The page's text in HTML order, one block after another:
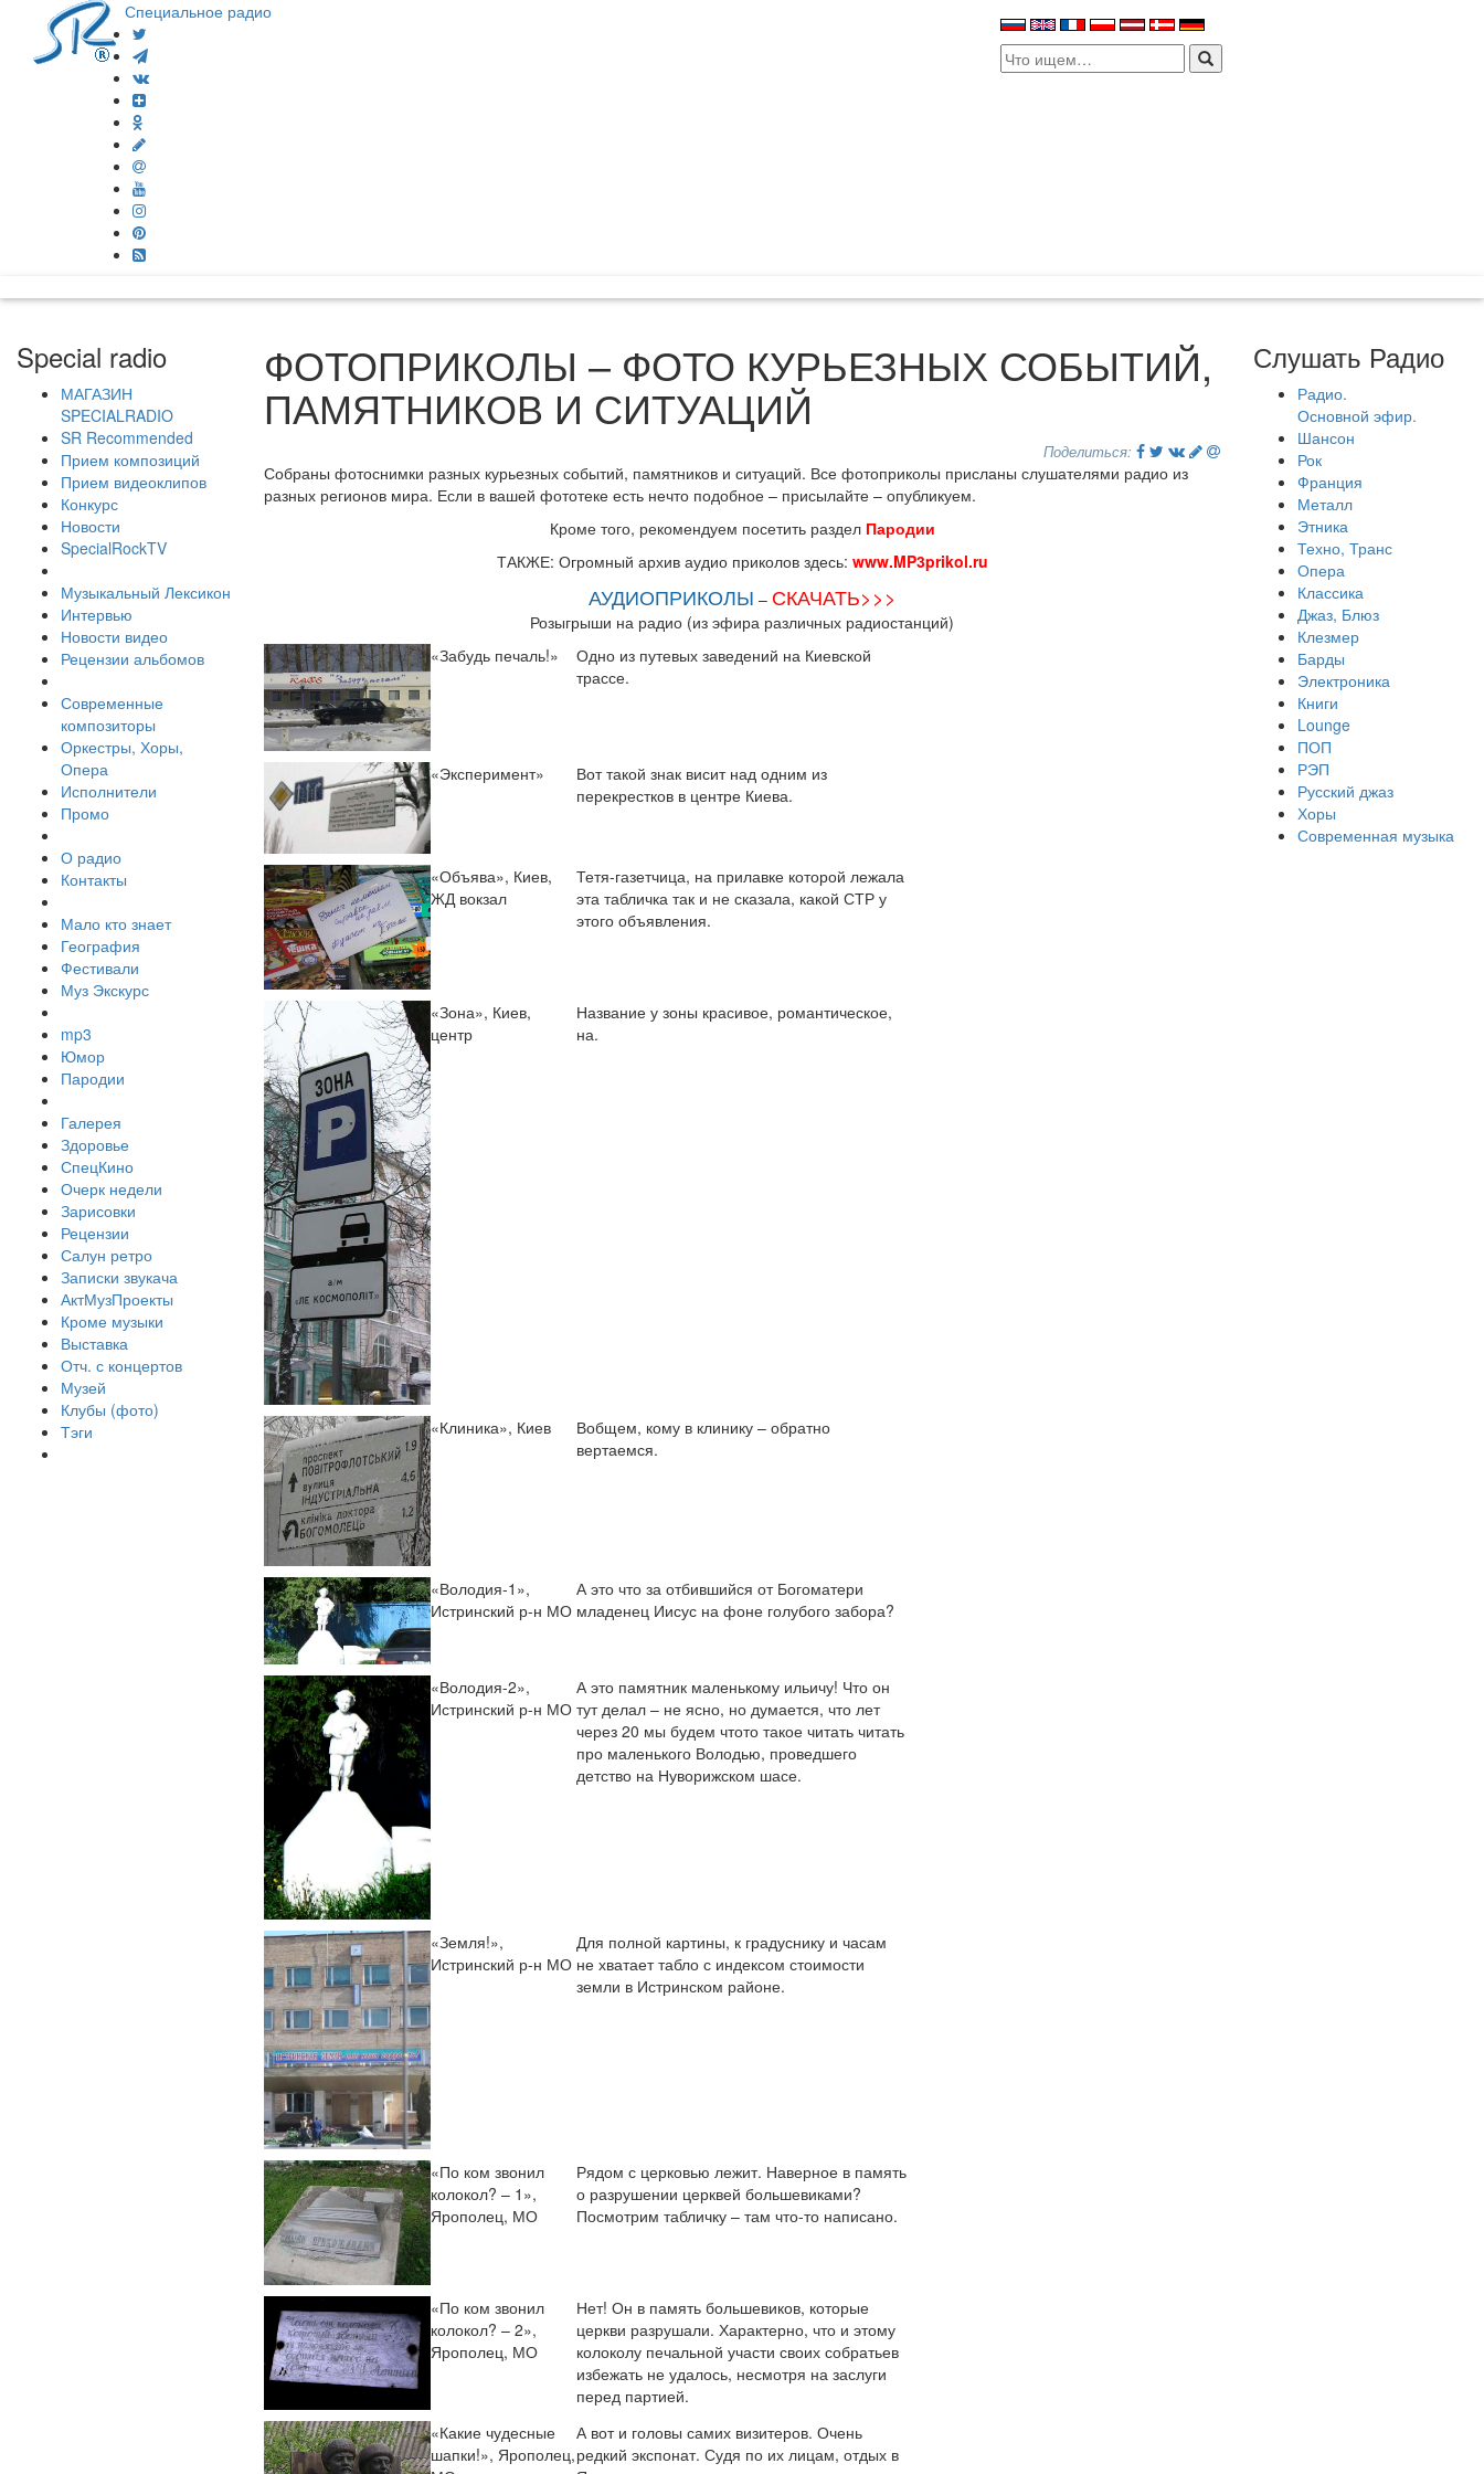
Специальное радио
Search
for:
Special radio
МАГАЗИН
SPECIALRADIO
SR Recommended
Прием композиций
Прием видеоклипов
Конкурс
Новости
SpecialRockTV
Музыкальный Лексикон
Интервью
Новости видео
Рецензии альбомов
Современные
композиторы
Оркестры, Хоры,
Опера
Исполнители
Промо
О радио
Контакты
Мало кто знает
География
Фестивали
Муз Экскурс
mp3
Юмор
Пародии
Галерея
Здоровье
СпецКино
Очерк недели
Зарисовки
Рецензии
Салун ретро
Записки звукача
АктМузПроекты
Кроме музыки
Выставка
Отч. с концертов
Музей
Клубы (фото)
Тэги
ФОТОПРИКОЛЫ – ФОТО КУРЬЕЗНЫХ СОБЫТИЙ,
ПАМЯТНИКОВ И СИТУАЦИЙ
Поделиться:
Собраны фотоснимки разных курьезных событий, памятников и ситуаций. Все фотоприколы присланы слушателями радио из
разных регионов мира. Если в вашей фототеке есть нечто подобное – присылайте – опубликуем.
Кроме того, рекомендуем посетить раздел Пародии
ТАКЖЕ: Огромный архив аудио приколов здесь: www.MP3prikol.ru
АУДИОПРИКОЛЫ – СКАЧАТЬ>>>
Розыгрыши на радио (из эфира различных радиостанций)
«Забудь печаль!»
Одно из путевых заведений на Киевской
трассе.
«Эксперимент»
Вот такой знак висит над одним из
перекрестков в центре Киева.
«Объява», Киев,
ЖД вокзал
Тетя-газетчица, на прилавке которой лежала
эта табличка так и не сказала, какой СТР у
этого объявления.
«Зона», Киев,
центр
Название у зоны красивое, романтическое,
на.
«Клиника», Киев
Вобщем, кому в клинику – обратно
вертаемся.
«Володия-1»,
Истринский р-н МО
А это что за отбившийся от Богоматери
младенец Иисус на фоне голубого забора?
«Володия-2»,
Истринский р-н МО
А это памятник маленькому ильичу! Что он
тут делал – не ясно, но думается, что лет
через 20 мы будем чтото такое читать читать
про маленького Володью, проведшего
детство на Нуворижском шасе.
«Земля!»,
Истринский р-н МО
Для полной картины, к градуснику и часам
не хватает табло с индексом стоимости
земли в Истринском районе.
«По ком звонил
колокол? – 1»,
Ярополец, МО
Рядом с церковью лежит. Наверное в память
о разрушении церквей большевиками?
Посмотрим табличку – там что-то написано.
«По ком звонил
колокол? – 2»,
Ярополец, МО
Нет! Он в память большевиков, которые
церкви разрушали. Характерно, что и этому
колоколу печальной участи своих собратьев
избежать не удалось, несмотря на заслуги
перед партией.
«Какие чудесные
шапки!», Ярополец,
А вот и головы самих визитеров. Очень
редкий экспонат. Судя по их лицам, отдых в
Слушать Радио
Радио.
Основной эфир.
Шансон
Рок
Франция
Металл
Этника
Техно, Транс
Опера
Классика
Джаз, Блюз
Клезмер
Барды
Электроника
Книги
Lounge
ПОП
РЭП
Русский джаз
Хоры
Современная музыка